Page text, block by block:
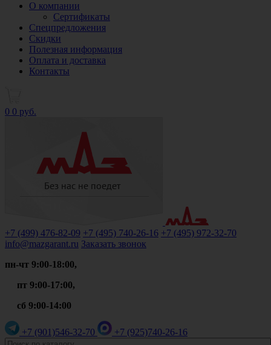
О компании
Сертификаты
Спецпредложения
Скидки
Полезная информация
Оплата и доставка
Контакты
0 0 руб.
+7 (499) 476-82-09 +7 (495) 740-26-16 +7 (495) 972-32-70
info@mazgarant.ru Заказать звонок
пн-чт 9:00-18:00,
пт 9:00-17:00,
сб 9:00-14:00
+7 (901)546-32-70 +7 (925)740-26-16